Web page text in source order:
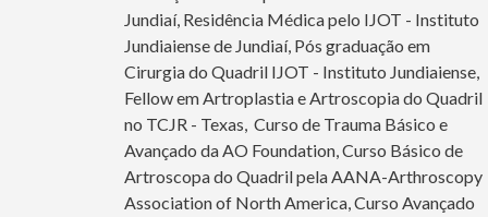
Jundiaí, Residência Médica pelo IJOT - Instituto
Jundiaiense de Jundiaí, Pós graduação em
Cirurgia do Quadril IJOT - Instituto Jundiaiense,
Fellow em Artroplastia e Artroscopia do Quadril
no TCJR - Texas, Curso de Trauma Básico e
Avançado da AO Foundation, Curso Básico de
Artroscopa do Quadril pela AANA-Arthroscopy
Association of North America, Curso Avançado